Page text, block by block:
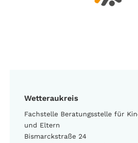
Wetteraukreis
Fachstelle Beratungsstelle für
und Eltern
Bismarckstraße 24